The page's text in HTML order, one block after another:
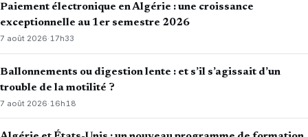
Paiement électronique en Algérie : une croissance
exceptionnelle au 1er semestre 2026
7 août 2026·17h33
Ballonnements ou digestion lente : et s’il s’agissait d’un
trouble de la motilité ?
7 août 2026· 16h18